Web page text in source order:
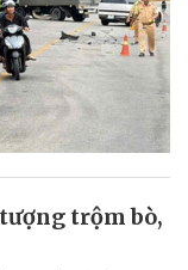
trộm bò,